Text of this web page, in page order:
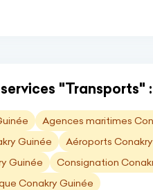
"Transports" :
Agences maritimes
Guinée
Aéroports
Guinée
Consignation
Conakry Guinée